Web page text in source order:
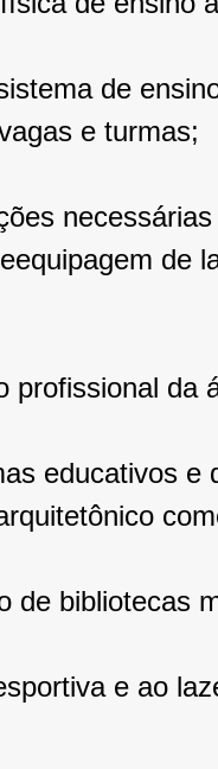
de
e turmas;
de
profissional da
educativos
de bibliotecas
e ao